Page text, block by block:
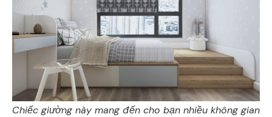
Chiếc giường này mang đến cho bạn nhiều không gian